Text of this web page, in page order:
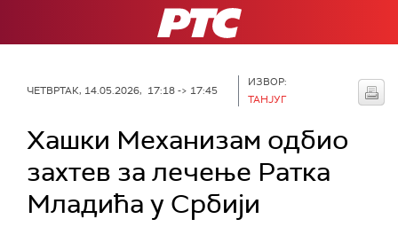
РТС
ЧЕТВРТАК, 14.05.2026, 17:18 -> 17:45
ИЗВОР:
ТАНЈУГ
Хашки Механизам одбио
захтев за лечење Ратка
Младића у Србији